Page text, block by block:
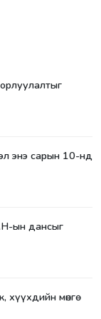
энэ сарын 10-нд
ын дансыг
хүүхдийн мөнгө